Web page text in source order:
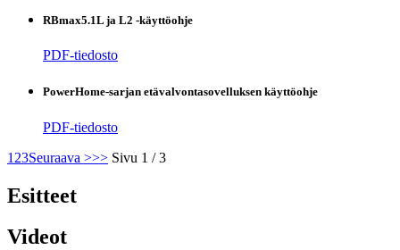
RBmax5.1L ja L2 -käyttöohje
PDF-tiedosto
PowerHome-sarjan etävalvontasovelluksen käyttöohje
PDF-tiedosto
1 23Seuraava >>> Sivu 1 / 3
Esitteet
Videot